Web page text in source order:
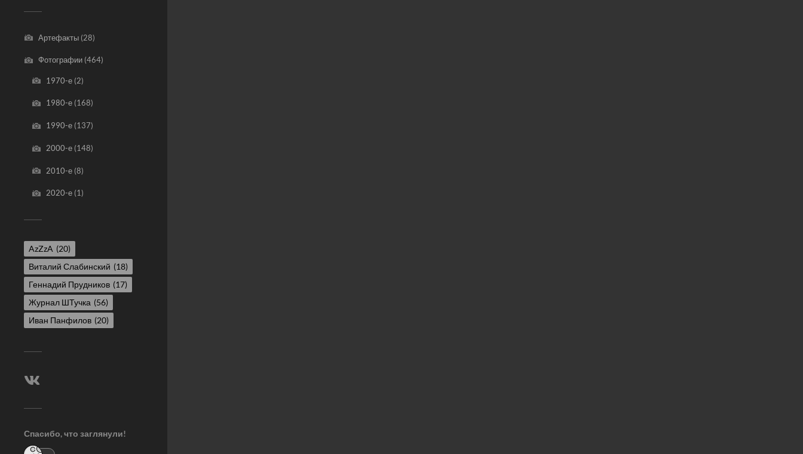
Артефакты (28)
Фотографии (464)
1970-е(2)
1980-е(168)
1990-е(137)
2000-е(148)
2010-е(8)
2020-е(1)
AzZzA (20)
Виталий Слабинский (18)
Геннадий Прудников (17)
Журнал ШТучка (56)
Иван Панфилов (20)
Спасибо, что заглянули!